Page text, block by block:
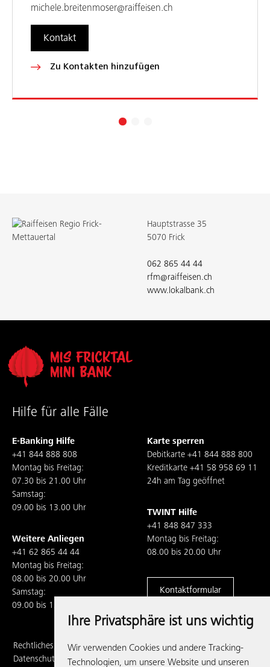
Ihre Privatsphäre ist uns wichtig
Wir verwenden Cookies und andere Tracking-
Technologien, um unsere Website und unseren
michele.breitenmoser@raiffeisen.ch
Kontakt
Zu Kontakten hinzufügen
Hauptstrasse 35
5070 Frick
062 865 44 44
rfm@raiffeisen.ch
www.lokalbank.ch
Hilfe für alle Fälle
E-Banking Hilfe
+41 844 888 808
Montag bis Freitag:
07.30 bis 21.00 Uhr
Samstag:
09.00 bis 13.00 Uhr
Weitere Anliegen
+41 62 865 44 44
Montag bis Freitag:
08.00 bis 20.00 Uhr
Samstag:
09.00 bis 13.00 Uhr
Karte sperren
Debitkarte +41 844 888 800
Kreditkarte +41 58 958 69 11
24h am Tag geöffnet
TWINT Hilfe
+41 848 847 333
Montag bis Freitag:
08.00 bis 20.00 Uhr
Kontaktformular
Rechtliches,
Datenschutz und